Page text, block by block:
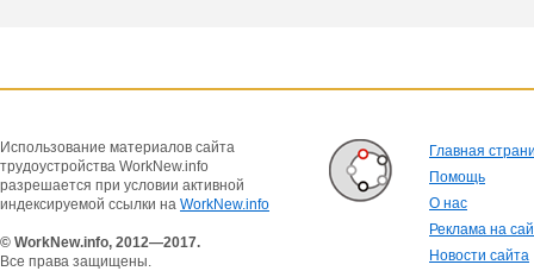
Использование материалов сайта
трудоустройства WorkNew.info
разрешается при условии активной
индексируемой ссылки на WorkNew.info
© WorkNew.info, 2012—2017.
Все права защищены.
Главная
Помощь
О нас
Реклама на
Новости сайта